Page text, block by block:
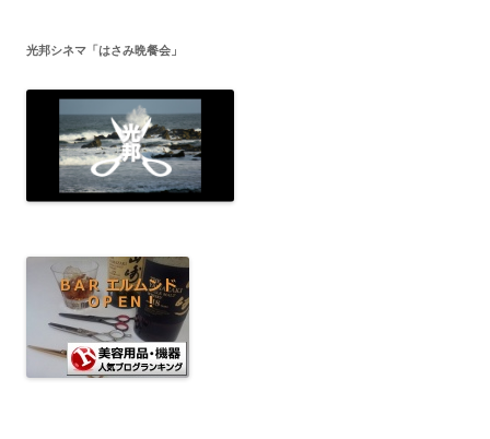
光邦シネマ「はさみ晩餐会」